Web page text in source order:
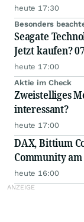
heute 17:30
Besonders
Seagate
Jetzt kaufen?
heute 17:00
Aktie im Check
Zweistelliges
interessant?
heute 17:00
DAX, Bittium
Community
heute 16:00